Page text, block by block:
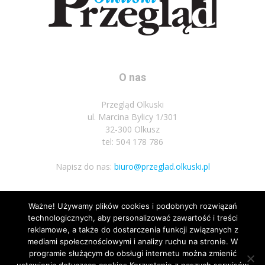
O nas
Przegląd Olkuski
ul. Marcina Bylicy 1/301
32-300 Olkusz
tel: 504 178 786
Napisz do nas: biuro@przeglad.olkuski.pl
Podążaj za nami
Ważne! Używamy plików cookies i podobnych rozwiązań
technologicznych, aby personalizować zawartość i treści
reklamowe, a także do dostarczenia funkcji związanych z
mediami społecznościowymi i analizy ruchu na stronie. W
programie służącym do obsługi internetu można zmienić